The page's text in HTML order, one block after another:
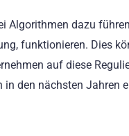
Algorithmen dazu
funktionieren. Dies
auf diese
den nächsten Jahren